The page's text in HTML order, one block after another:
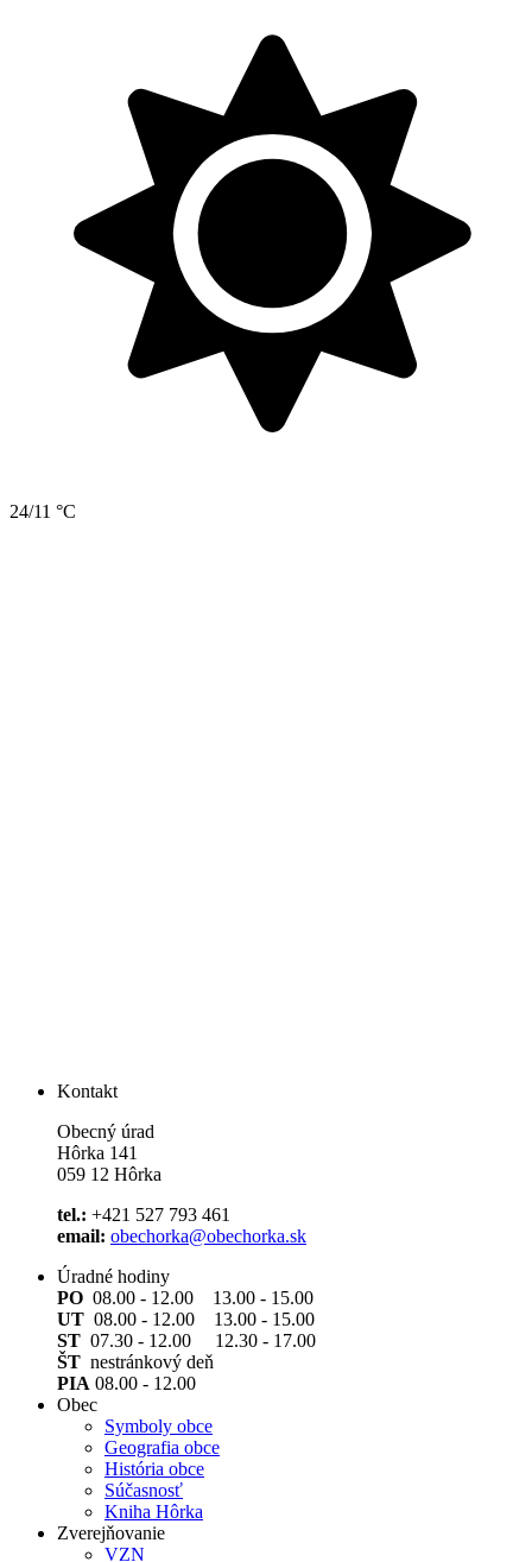
24/11 °C
Kontakt
Obecný úrad
Hôrka 141
059 12 Hôrka
tel.: +421 527 793 461
email: obechorka@obechorka.sk
Úradné hodiny
PO 08.00 - 12.00 13.00 - 15.00
UT 08.00 - 12.00 13.00 - 15.00
ST 07.30 - 12.00 12.30 - 17.00
ŠT nestránkový deň
PIA 08.00 - 12.00
Obec
Symboly obce
Geografia obce
História obce
Súčasnosť
Kniha Hôrka
Zverejňovanie
VZN